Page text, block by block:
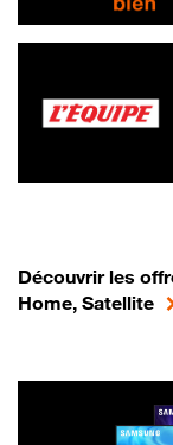
Découvrir les
Home, Satellite